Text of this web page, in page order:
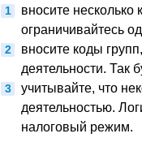
вносите
ограничивайтесь
вносите коды
деятельности. Так
учитывайте, что
деятельностью.
налоговый режим.